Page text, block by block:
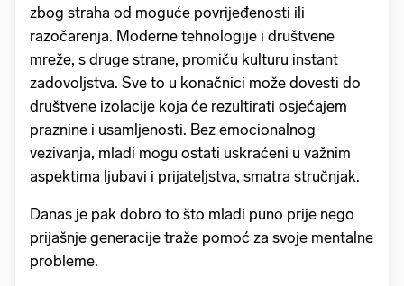
zbog straha od moguće povrijeđenosti ili
razočarenja. Moderne tehnologije i društvene
mreže, s druge strane, promiču kulturu instant
zadovoljstva. Sve to u konačnici može dovesti do
društvene izolacije koja će rezultirati osjećajem
praznine i usamljenosti. Bez emocionalnog
vezivanja, mladi mogu ostati uskraćeni u važnim
aspektima ljubavi i prijateljstva, smatra stručnjak.
Danas je pak dobro to što mladi puno prije nego
prijašnje generacije traže pomoć za svoje mentalne
probleme.